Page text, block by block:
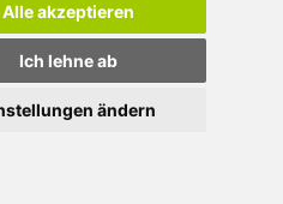
Alle akzeptieren
Ich lehne ab
ändern